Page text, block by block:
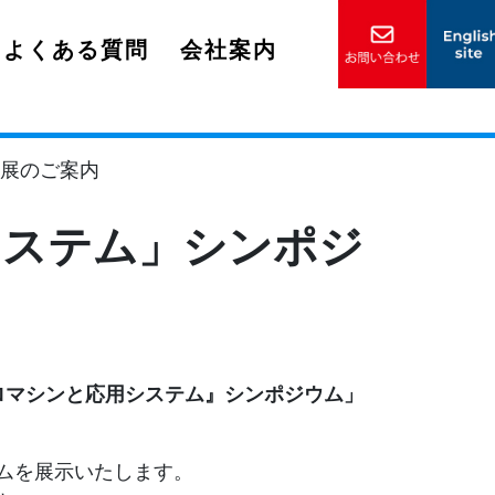
よくある質問 会社案内
のご案内
テム」シンポジ
シンと応用システム』シンポジウム」
展示いたします。